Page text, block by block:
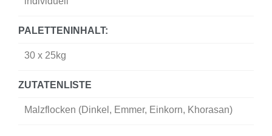
PALETTENINHALT:
30 x 25kg
ZUTATENLISTE
Malzflocken (Dinkel, Emmer, Einkorn, Khorasan)